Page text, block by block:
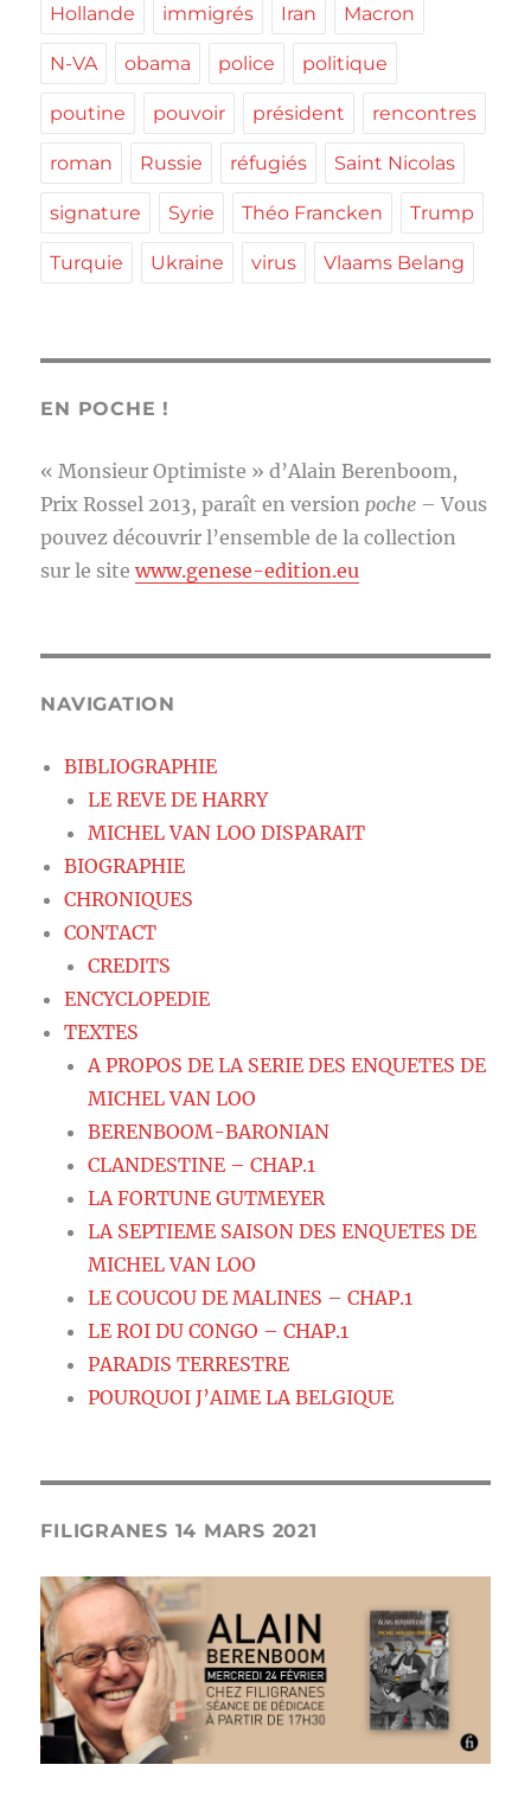
Hollande immigrés Iran Macron
N-VA obama police politique
poutine pouvoir président rencontres
roman Russie réfugiés Saint Nicolas
signature Syrie Théo Francken Trump
Turquie Ukraine virus Vlaams Belang
EN POCHE !
« Monsieur Optimiste » d’Alain Berenboom,
Prix Rossel 2013, paraît en version poche – Vous
pouvez découvrir l’ensemble de la collection
sur le sitewww.genese-edition.eu
NAVIGATION
BIBLIOGRAPHIE
LE REVE DE HARRY
MICHEL VAN LOO DISPARAIT
BIOGRAPHIE
CHRONIQUES
CONTACT
CREDITS
ENCYCLOPEDIE
TEXTES
A PROPOS DE LA SERIE DES ENQUETES DE
MICHEL VAN LOO
BERENBOOM-BARONIAN
CLANDESTINE – CHAP.1
LA FORTUNE GUTMEYER
LA SEPTIEME SAISON DES ENQUETES DE
MICHEL VAN LOO
LE COUCOU DE MALINES – CHAP.1
LE ROI DU CONGO – CHAP.1
PARADIS TERRESTRE
POURQUOI J’AIME LA BELGIQUE
FILIGRANES 14 MARS 2021